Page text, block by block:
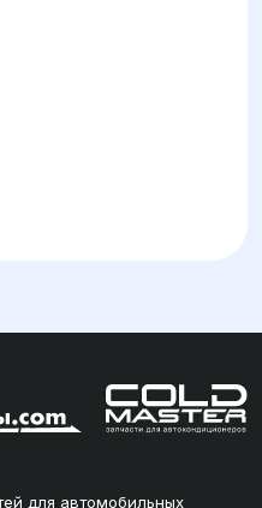
для автомобильных